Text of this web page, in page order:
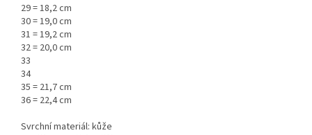
29 = 18,2 cm
30 = 19,0 cm
31 = 19,2 cm
32 = 20,0 cm
33
34
35 = 21,7 cm
36 = 22,4 cm
Svrchní materiál: kůže